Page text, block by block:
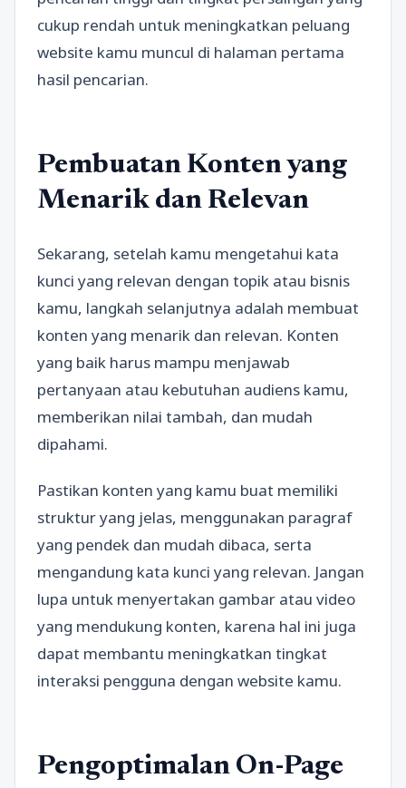
cukup rendah untuk meningkatkan peluang
website kamu muncul di halaman pertama
hasil pencarian.
Pembuatan Konten yang
Menarik dan Relevan
Sekarang, setelah kamu mengetahui kata
kunci yang relevan dengan topik atau bisnis
kamu, langkah selanjutnya adalah membuat
konten yang menarik dan relevan. Konten
yang baik harus mampu menjawab
pertanyaan atau kebutuhan audiens kamu,
memberikan nilai tambah, dan mudah
dipahami.
Pastikan konten yang kamu buat memiliki
struktur yang jelas, menggunakan paragraf
yang pendek dan mudah dibaca, serta
mengandung kata kunci yang relevan. Jangan
lupa untuk menyertakan gambar atau video
yang mendukung konten, karena hal ini juga
dapat membantu meningkatkan tingkat
interaksi pengguna dengan website kamu.
Pengoptimalan On-Page